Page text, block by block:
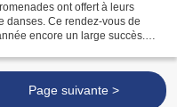
ont offert à leurs
danses. Ce rendez-vous de
encore un large succès.
Page suivante >